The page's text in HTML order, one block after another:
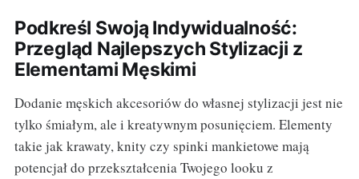
Podkreśl Swoją Indywidualność:
Przegląd Najlepszych Stylizacji z
Elementami Męskimi
Dodanie męskich akcesoriów do własnej stylizacji jest nie
tylko śmiałym, ale i kreatywnym posunięciem. Elementy
takie jak krawaty, knity czy spinki mankietowe mają
potencjał do przekształcenia Twojego looku z